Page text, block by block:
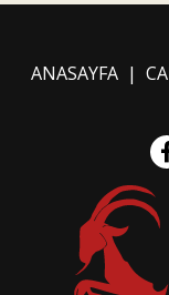
ANASAYFA|